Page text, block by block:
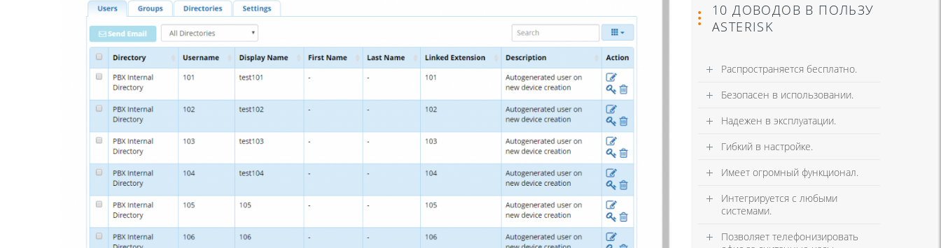
10 ДОВОДОВ В ПОЛЬЗУ
ASTERISK
Распространяется бесплатно.
Безопасен в использовании.
Надежен в эксплуатации.
Гибкий в настройке.
Имеет огромный функционал.
Интегрируется с любыми
системами.
Позволяет телефонизировать